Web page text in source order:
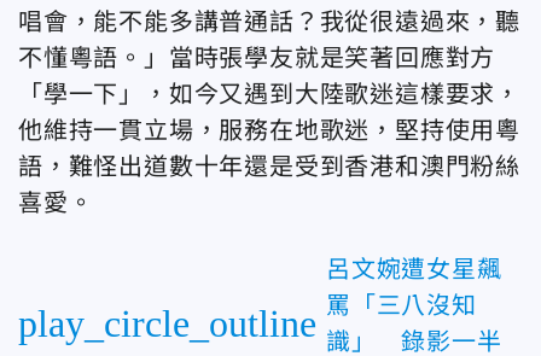
唱會，能不能多講普通話？我從很遠過來，聽
不懂粵語。」當時張學友就是笑著回應對方
「學一下」，如今又遇到大陸歌迷這樣要求，
他維持一貫立場，服務在地歌迷，堅持使用粵
語，難怪出道數十年還是受到香港和澳門粉絲
喜愛。
play_circle_outline
呂文婉遭女星飆
罵「三八沒知
識」 錄影一半